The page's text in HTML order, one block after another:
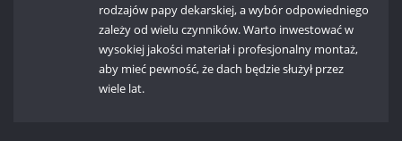
rodzajów papy dekarskiej, a wybór odpowiedniego
zależy od wielu czynników. Warto inwestować w
wysokiej jakości materiał i profesjonalny montaż,
aby mieć pewność, że dach będzie służył przez
wiele lat.